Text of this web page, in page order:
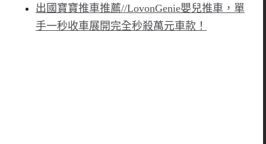
出國寶寶推車推薦//LovonGenie嬰兒推車，單
手一秒收車展開完全秒殺萬元車款！